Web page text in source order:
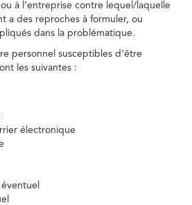
à l’entreprise contre lequel/laquelle
a des reproches à formuler, ou
dans la problématique.
personnel susceptibles d’être
les suivantes :
électronique